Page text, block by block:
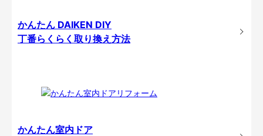
かんたん DAIKEN DIY
丁番らくらく取り換え方法
かんたん室内ドア